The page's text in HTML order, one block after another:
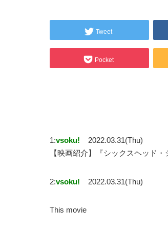
Tweet
Pocket
1:vsoku!
2022.03.31(Thu)
【映画紹介】『シックスヘッド
2:vsoku! 2022.03.31(Thu)
This movie